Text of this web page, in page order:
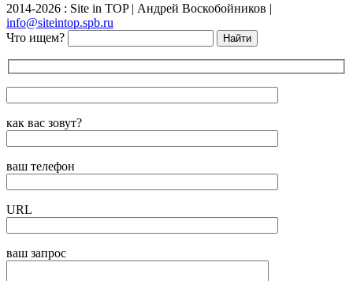
2014-2026 : Site in TOP | Андрей Воскобойников |
info@siteintop.spb.ru
Что ищем?
как вас зовут?
ваш телефон
URL
ваш запрос